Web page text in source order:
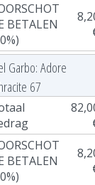
BETALEN
Garbo: Adore
67
BETALEN